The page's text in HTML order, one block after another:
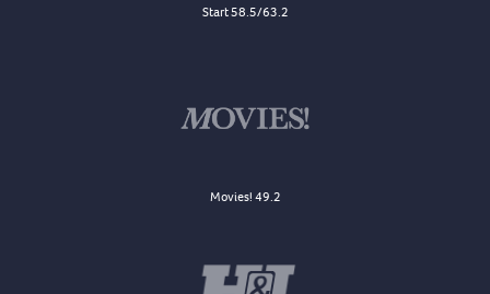
Start 58.5/63.2
Movies! 49.2